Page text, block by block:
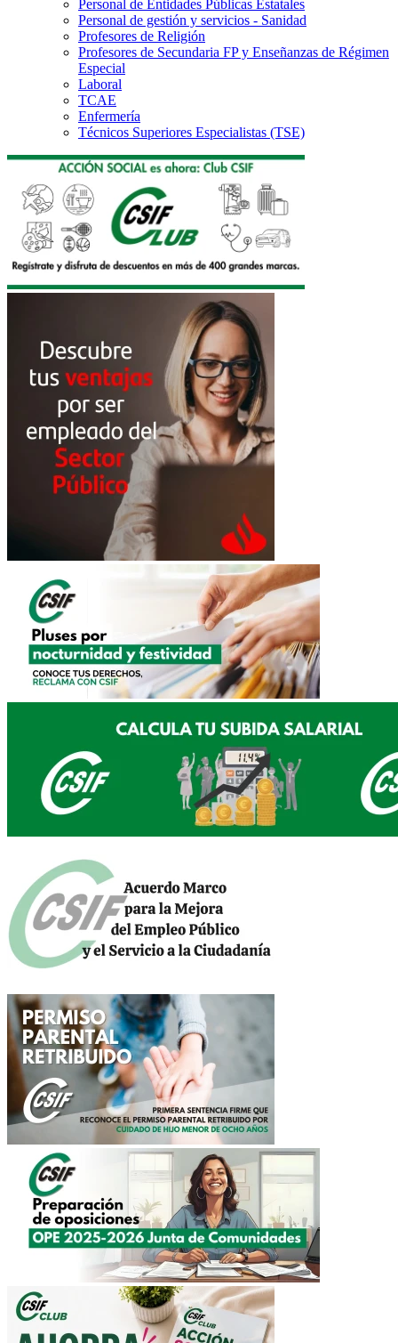
Personal de Entidades Públicas Estatales
Personal de gestión y servicios - Sanidad
Profesores de Religión
Profesores de Secundaria FP y Enseñanzas de Régimen
Especial
Laboral
TCAE
Enfermería
Técnicos Superiores Especialistas (TSE)